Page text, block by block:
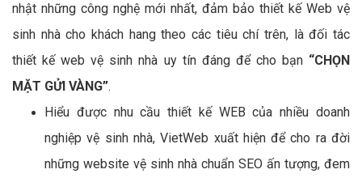
nhật những công nghệ mới nhất, đảm bảo thiết kế Web vệ
sinh nhà cho khách hang theo các tiêu chí trên, là đối tác
thiết kế web vệ sinh nhà uy tín đáng để cho bạn “CHỌN
MẶT GỬI VÀNG”.
Hiểu được nhu cầu thiết kế WEB của nhiều doanh
nghiệp vệ sinh nhà, VietWeb xuất hiện để cho ra đời
những website vệ sinh nhà chuẩn SEO ấn tượng, đem